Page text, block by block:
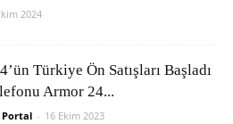
2024
Türkiye Ön Satışları Başladı
Armor 24...
- 16 Ekim 2023